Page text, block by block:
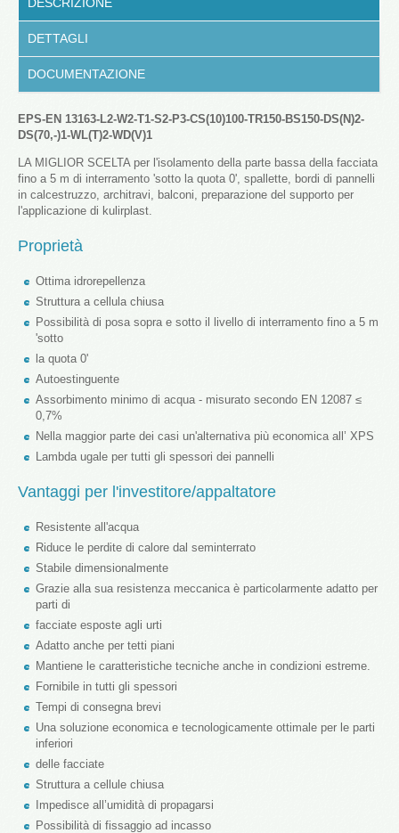
DETTAGLI
DOCUMENTAZIONE
EPS-EN 13163-L2-W2-T1-S2-P3-CS(10)100-TR150-BS150-DS(N)2-
DS(70,-)1-WL(T)2-WD(V)1
LA MIGLIOR SCELTA per l'isolamento della parte bassa della facciata
fino a 5 m di interramento 'sotto la quota 0', spallette, bordi di pannelli
in calcestruzzo, architravi, balconi, preparazione del supporto per
l'applicazione di kulirplast.
Proprietà
Ottima idrorepellenza
Struttura a cellula chiusa
Possibilità di posa sopra e sotto il livello di interramento fino a 5 m
'sotto
la quota 0'
Autoestinguente
Assorbimento minimo di acqua - misurato secondo EN 12087 ≤
0,7%
Nella maggior parte dei casi un'alternativa più economica all’ XPS
Lambda ugale per tutti gli spessori dei pannelli
Vantaggi per l'investitore/appaltatore
Resistente all'acqua
Riduce le perdite di calore dal seminterrato
Stabile dimensionalmente
Grazie alla sua resistenza meccanica è particolarmente adatto per
parti di
facciate esposte agli urti
Adatto anche per tetti piani
Mantiene le caratteristiche tecniche anche in condizioni estreme.
Fornibile in tutti gli spessori
Tempi di consegna brevi
Una soluzione economica e tecnologicamente ottimale per le parti
inferiori
delle facciate
Struttura a cellule chiusa
Impedisce all’umidità di propagarsi
Possibilità di fissaggio ad incasso